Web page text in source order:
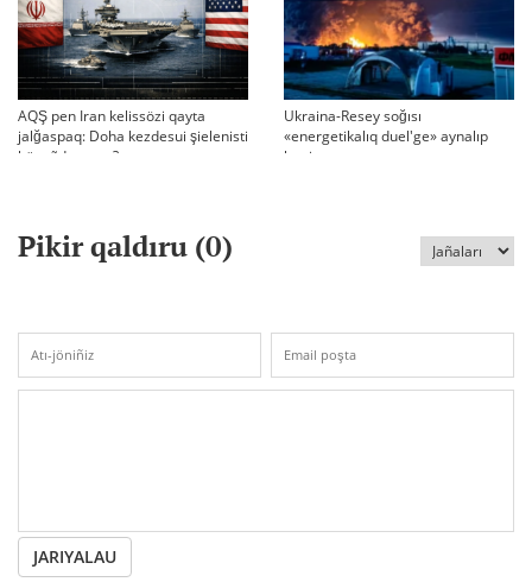
AQŞ pen Iran kelissözi qayta
jalğaspaq: Doha kezdesui şielenisti
bäseñdete me?
Ukraina-Resey soğısı
«energetikalıq duel'ge» aynalıp
ketti
Pikir qaldıru (0)
JARIYALAU